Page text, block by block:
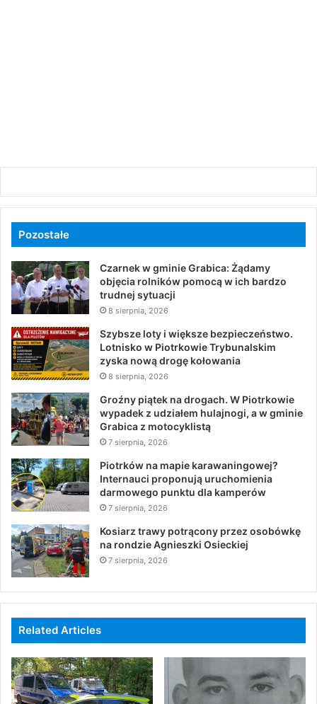
Pozostałe
Czarnek w gminie Grabica: Żądamy
objęcia rolników pomocą w ich bardzo
trudnej sytuacji
8 sierpnia, 2026
Szybsze loty i większe bezpieczeństwo.
Lotnisko w Piotrkowie Trybunalskim
zyska nową drogę kołowania
8 sierpnia, 2026
Groźny piątek na drogach. W Piotrkowie
wypadek z udziałem hulajnogi, a w gminie
Grabica z motocyklistą
7 sierpnia, 2026
Piotrków na mapie karawaningowej?
Internauci proponują uruchomienia
darmowego punktu dla kamperów
7 sierpnia, 2026
Kosiarz trawy potrącony przez osobówkę
na rondzie Agnieszki Osieckiej
7 sierpnia, 2026
Related Articles